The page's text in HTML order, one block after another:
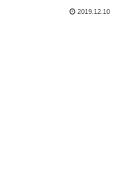
まれても断る」「五輪
2019.12.10